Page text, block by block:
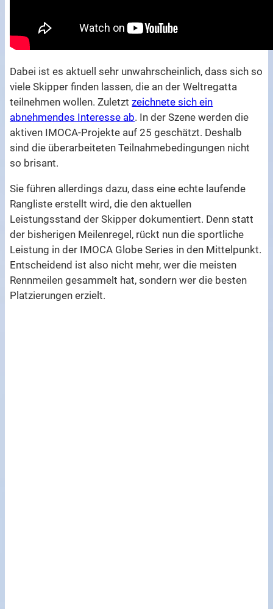
Dabei ist es aktuell sehr unwahrscheinlich, dass sich so
viele Skipper finden lassen, die an der Weltregatta
teilnehmen wollen. Zuletztzeichnete sich ein
abnehmendes Interesse ab. In der Szene werden die
aktiven IMOCA-Projekte auf 25 geschätzt. Deshalb
sind die überarbeiteten Teilnahmebedingungen nicht
so brisant.
Sie führen allerdings dazu, dass eine echte laufende
Rangliste erstellt wird, die den aktuellen
Leistungsstand der Skipper dokumentiert. Denn statt
der bisherigen Meilenregel, rückt nun die sportliche
Leistung in der IMOCA Globe Series in den Mittelpunkt.
Entscheidend ist also nicht mehr, wer die meisten
Rennmeilen gesammelt hat, sondern wer die besten
Platzierungen erzielt.